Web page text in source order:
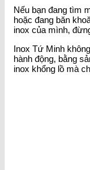
Nếu bạn đang tìm
hoặc đang băn
inox của mình,
Inox Tứ Minh
hành động, bằng
inox khổng lồ mà